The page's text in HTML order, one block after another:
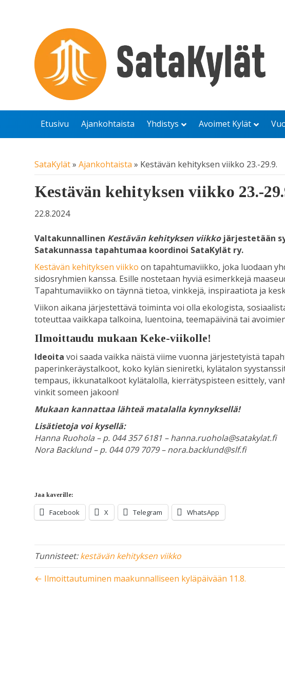
Etusivu Ajankohtaista Yhdistys Avoimet Kylät
SataKylät»Ajankohtaista » Kestävän kehityksen viikko 23.-29.9.
Kestävän kehityksen viikko 23.-
22.8.2024
Valtakunnallinen Kestävän kehityksen viikko järjestetään
Satakunnassa tapahtumaa koordinoi SataKylät ry.
Kestävän kehityksen viikko on tapahtumaviikko, joka luodaan
sidosryhmien kanssa. Esille nostetaan hyviä esimerkkejä
Tapahtumaviikko on täynnä tietoa, vinkkejä, inspiraatiota ja
Viikon aikana järjestettävä toiminta voi olla ekologista,
toteuttaa vaikkapa talkoina, luentoina, teemapäivinä tai
Ilmoittaudu mukaan Keke-viikolle!
Ideoita voi saada vaikka näistä viime vuonna järjestetyistä
paperinkeräystalkoot, koko kylän sieniretki, kylätalon
tempaus, ikkunatalkoot kylätalolla, kierrätyspisteen esittely,
vinkit someen jakoon!
Mukaan kannattaa lähteä matalalla kynnyksellä!
Lisätietoja voi kysellä:
Hanna Ruohola – p. 044 357 6181 – hanna.ruohola@satakylat.fi
Nora Backlund – p. 044 079 7079 – nora.backlund@slf.fi
Jaa kaverille:
Facebook X Telegram WhatsApp
Tunnisteet:kestävän kehityksen viikko
← Ilmoittautuminen maakunnalliseen kyläpäivään 11.8.